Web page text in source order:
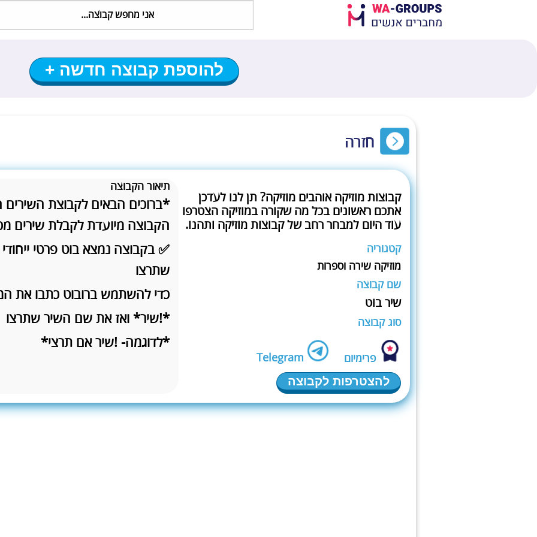
להוספת קבוצה חדשה +
חזרה
קבוצות מוזיקה אוהבים מוזיקה? תן לנו לעדכן
אתכם ראשונים בכל מה שקורה במוזיקה הצטרפו
עוד היום למבחר רחב של קבוצות מוזיקה ותהנו.
קטגוריה
מוזיקה שירה וספרות
שם קבוצה
שיר בוט
סוג קבוצה
פרימיום
Telegram
להצטרפות לקבוצה
תיאור הקבוצה
*ברוכים הבאים לקבוצת
הקבוצה מיועדת לקבלת שירים
✅ בקבוצה נמצא בוט פרטי
שתרצו
כדי להשתמש ברובוט כתבו את
*!שיר* ואז את שם השיר שתרצו
*לדוגמה- !שיר אם תרצי*